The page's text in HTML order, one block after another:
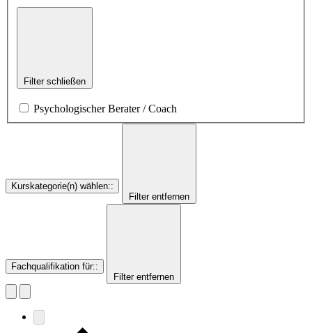
Filter schließen
Psychologischer Berater / Coach
Kurskategorie(n) wählen::
Filter entfernen
Fachqualifikation für::
Filter entfernen